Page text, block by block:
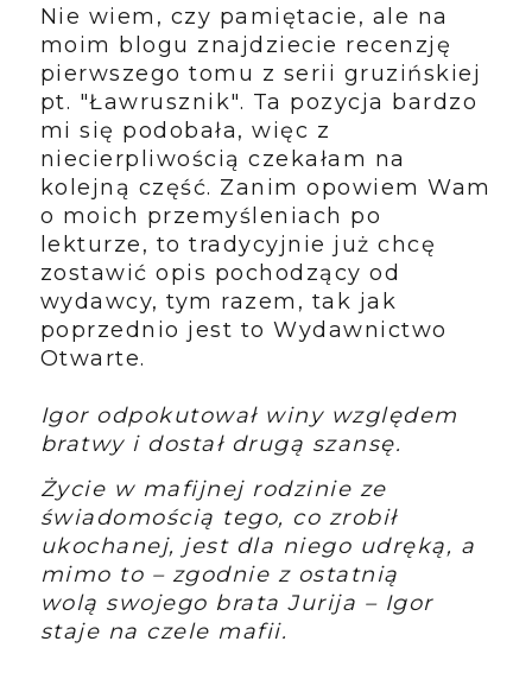
Nie wiem, czy pamiętacie, ale na
moim blogu znajdziecie recenzję
pierwszego tomu z serii gruzińskiej
pt. "Ławrusznik". Ta pozycja bardzo
mi się podobała, więc z
niecierpliwością czekałam na
kolejną część. Zanim opowiem Wam
o moich przemyśleniach po
lekturze, to tradycyjnie już chcę
zostawić opis pochodzący od
wydawcy, tym razem, tak jak
poprzednio jest to Wydawnictwo
Otwarte.
Igor odpokutował winy względem
bratwy i dostał drugą szansę.
Życie w mafijnej rodzinie ze
świadomością tego, co zrobił
ukochanej, jest dla niego udręką, a
mimo to – zgodnie z ostatnią
wolą swojego brata Jurija – Igor
staje na czele mafii.